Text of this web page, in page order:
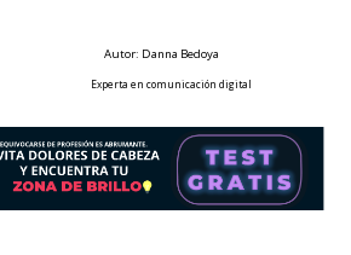
Autor: Danna Bedoya
Experta en comunicación digital